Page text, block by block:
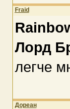
Fraid
Лорд
легче
Дореан